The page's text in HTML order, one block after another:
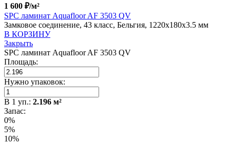
1 600 ₽/м²
SPC ламинат Aquafloor AF 3503 QV
Замковое соединение, 43 класс, Бельгия, 1220x180x3.5 мм
В КОРЗИНУ
Закрыть
SPC ламинат Aquafloor AF 3503 QV
Площадь:
Нужно упаковок:
В 1 уп.: 2.196 м²
Запас:
0%
5%
10%